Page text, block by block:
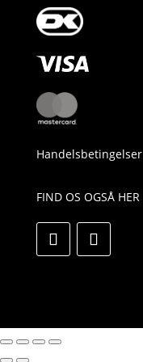
Handelsbetingelser
FIND OS OGSÅ HER